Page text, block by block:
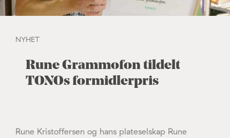
NYHET
Rune Grammofon tildelt
TONOs formidlerpris
Rune Kristoffersen og hans plateselskap Rune